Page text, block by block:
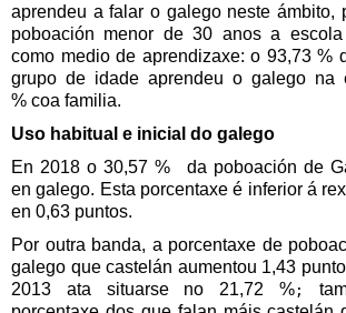
aprendeu a falar o galego neste ámbito,
poboación menor de 30 anos a
como medio de aprendizaxe: o 93,73 %
grupo de idade aprendeu o galego na
% coa familia.
Uso habitual e inicial do galego
En 2018 o 30,57 %
da poboación de
en galego. Esta porcentaxe é inferior á
en 0,63 puntos.
Por outra banda, a porcentaxe de
galego que castelán aumentou 1,43
2013 ata situarse no 21,72 %;